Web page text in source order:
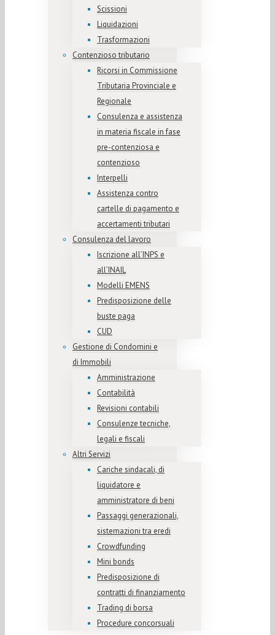
Scissioni
Liquidazioni
Trasformazioni
Contenzioso tributario
Ricorsi in Commissione
Tributaria Provinciale e
Regionale
Consulenza e assistenza
in materia fiscale in fase
pre-contenziosa e
contenzioso
Interpelli
Assistenza contro
cartelle di pagamento e
accertamenti tributari
Consulenza del lavoro
Iscrizione all’INPS e
all’INAIL
Modelli EMENS
Predisposizione delle
buste paga
CUD
Gestione di Condomini e
di Immobili
Amministrazione
Contabilità
Revisioni contabili
Consulenze tecniche,
legali e fiscali
Altri Servizi
Cariche sindacali, di
liquidatore e
amministratore di beni
Passaggi generazionali,
sistemazioni tra eredi
Crowdfunding
Mini bonds
Predisposizione di
contratti di finanziamento
Trading di borsa
Procedure concorsuali